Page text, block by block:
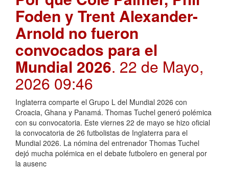
Foden y Trent Alexander-
Arnold no fueron
convocados para el
Mundial 2026. 22 de Mayo,
2026 09:46
Inglaterra comparte el Grupo L del Mundial 2026 con
Croacia, Ghana y Panamá. Thomas Tuchel generó polémica
con su convocatoria. Este viernes 22 de mayo se hizo oficial
la convocatoria de 26 futbolistas de Inglaterra para el
Mundial 2026. La nómina del entrenador Thomas Tuchel
dejó mucha polémica en el debate futbolero en general por
la ausenc